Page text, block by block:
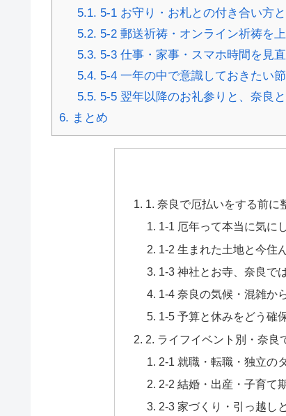
5.1. 5-1 お守り・お札との付き合い方
5.2. 5-2 郵送祈祷・オンライン祈祷を
5.3. 5-3 仕事・家事・スマホ時間を見
5.4. 5-4 一年の中で意識しておきたい
5.5. 5-5 翌年以降のお礼参りと、奈良
6. まとめ
1. 奈良で厄払いをする前に
1-1 厄年って本当に気に
1-2 生まれた土地と今住
1-3 神社とお寺、奈良で
1-4 奈良の気候・混雑か
1-5 予算と休みをどう確
2. ライフイベント別・奈良
2-1 就職・転職・独立の
2-2 結婚・出産・子育て
2-3 家づくり・引っ越し